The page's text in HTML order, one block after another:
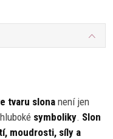
tvaru slonanení jen
symboliky. Slon
moudrosti, síly a